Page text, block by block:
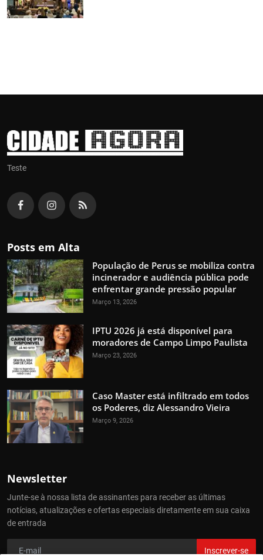
Teste
Posts em Alta
População de Perus se mobiliza contra
incinerador e audiência pública pode
enfrentar grande pressão popular
Março 13, 2026
IPTU 2026 já está disponível para
moradores de Campo Limpo Paulista
Março 23, 2026
Caso Master está infiltrado em todos
os Poderes, diz Alessandro Vieira
Março 9, 2026
Newsletter
Junte-se à nossa lista de assinantes para receber as últimas
notícias, atualizações e ofertas especiais diretamente em sua caixa
de entrada
Inscrever-se